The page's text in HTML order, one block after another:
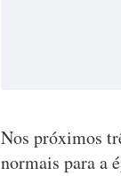
Nos próximos
normais para a